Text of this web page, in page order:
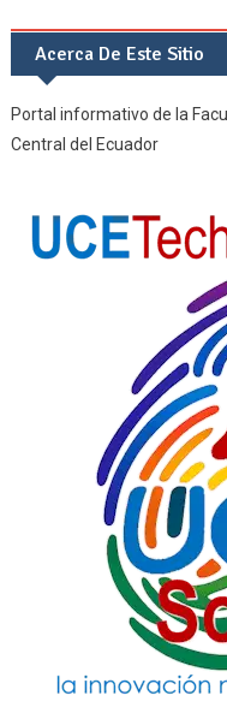
Acerca De Este Sitio
Portal informativo de la
Central del Ecuador